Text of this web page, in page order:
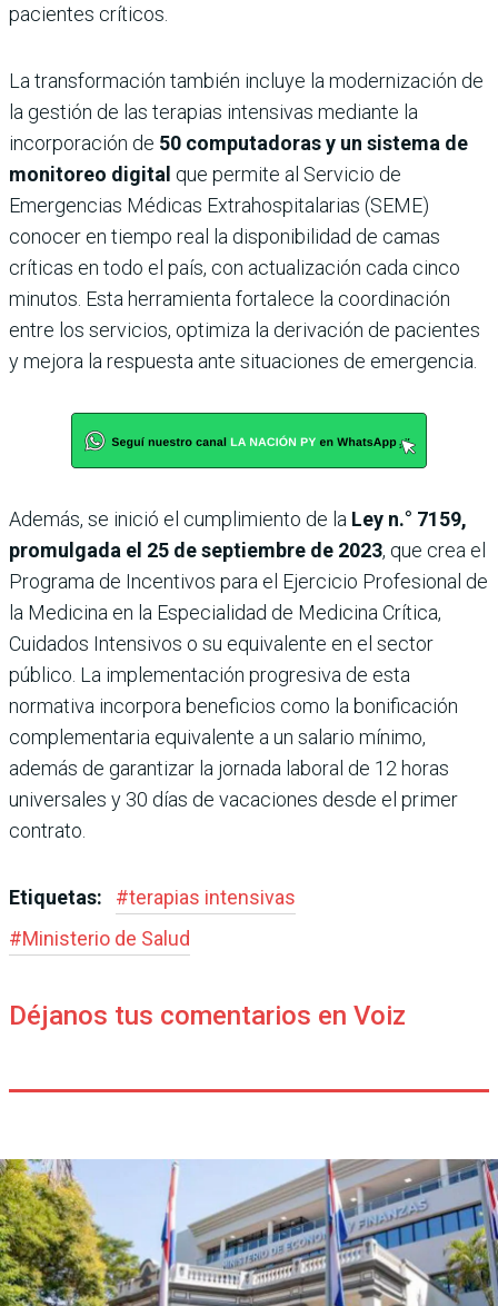
pacientes críticos.
La transformación también incluye la modernización de
la gestión de las terapias intensivas mediante la
incorporación de 50 computadoras y un sistema de
monitoreo digital que permite al Servicio de
Emergencias Médicas Extrahospitalarias (SEME)
conocer en tiempo real la disponibilidad de camas
críticas en todo el país, con actualización cada cinco
minutos. Esta herramienta fortalece la coordinación
entre los servicios, optimiza la derivación de pacientes
y mejora la respuesta ante situaciones de emergencia.
Además, se inició el cumplimiento de la Ley n.° 7159,
promulgada el 25 de septiembre de 2023, que crea el
Programa de Incentivos para el Ejercicio Profesional de
la Medicina en la Especialidad de Medicina Crítica,
Cuidados Intensivos o su equivalente en el sector
público. La implementación progresiva de esta
normativa incorpora beneficios como la bonificación
complementaria equivalente a un salario mínimo,
además de garantizar la jornada laboral de 12 horas
universales y 30 días de vacaciones desde el primer
contrato.
Etiquetas: #terapias intensivas
#Ministerio de Salud
Déjanos tus comentarios en Voiz